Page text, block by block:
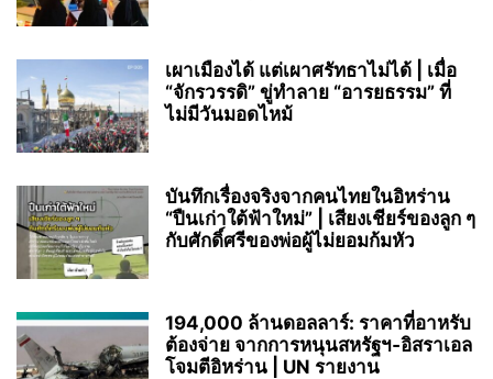
เผาเมืองได้ แต่เผาศรัทธาไม่ได้ | เมื่อ
“จักรวรรดิ” ขู่ทำลาย “อารยธรรม” ที่
ไม่มีวันมอดไหม้
บันทึกเรื่องจริงจากคนไทยในอิหร่าน
“ปืนเก่าใต้ฟ้าใหม่” | เสียงเชียร์ของลูก ๆ
กับศักดิ์ศรีของพ่อผู้ไม่ยอมก้มหัว
194,000 ล้านดอลลาร์: ราคาที่อาหรับ
ต้องจ่าย จากการหนุนสหรัฐฯ‑อิสราเอล
โจมตีอิหร่าน | UN รายงาน